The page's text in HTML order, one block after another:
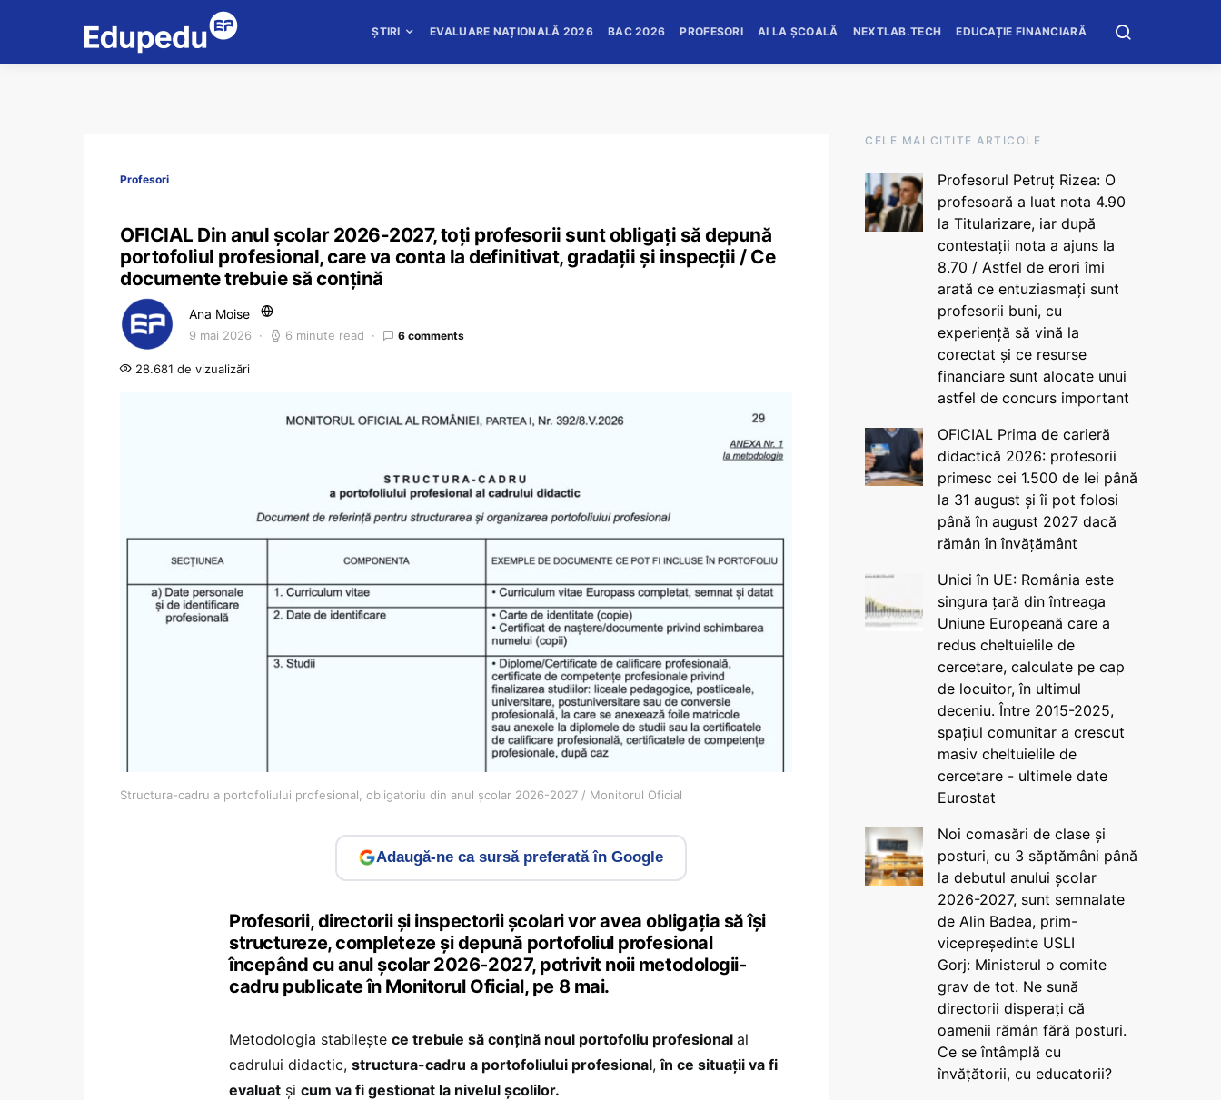
ȘTIRI EVALUARE NAȚIONALĂ 2026 BAC 2026 PROFESORI AI LA ȘCOALĂ NEXTLAB.TECH EDUCAȚIE FINANCIARĂ
Profesori
OFICIAL Din anul școlar 2026-2027, toți profesorii sunt obligați să depună
portofoliul profesional, care va conta la definitivat, gradații și inspecții / Ce
documente trebuie să conțină
Ana Moise
9 mai 2026 6 minute read 6 comments
28.681 de vizualizări
Structura-cadru a portofoliului profesional, obligatoriu din anul școlar 2026-2027 / Monitorul Oficial
Adaugă-ne ca sursă preferată în Google
Profesorii, directorii și inspectorii școlari vor avea obligația să își
structureze, completeze și depună portofoliul profesional
începând cu anul școlar 2026-2027, potrivit noii metodologii-
cadru publicate în Monitorul Oficial, pe 8 mai.
Metodologia stabilește ce trebuie să conțină noul portofoliu profesional al
cadrului didactic, structura-cadru a portofoliului profesional,în ce situații va fi
evaluat și cum va fi gestionat la nivelul școlilor.
CELE MAI CITITE ARTICOLE
Profesorul Petruț Rizea: O
profesoară a luat nota 4.90
la Titularizare, iar după
contestații nota a ajuns la
8.70 / Astfel de erori îmi
arată ce entuziasmați sunt
profesorii buni, cu
experiență să vină la
corectat și ce resurse
financiare sunt alocate unui
astfel de concurs important
OFICIAL Prima de carieră
didactică 2026: profesorii
primesc cei 1.500 de lei până
la 31 august și îi pot folosi
până în august 2027 dacă
rămân în învățământ
Unici în UE: România este
singura țară din întreaga
Uniune Europeană care a
redus cheltuielile de
cercetare, calculate pe cap
de locuitor, în ultimul
deceniu. Între 2015-2025,
spațiul comunitar a crescut
masiv cheltuielile de
cercetare - ultimele date
Eurostat
Noi comasări de clase și
posturi, cu 3 săptămâni până
la debutul anului școlar
2026-2027, sunt semnalate
de Alin Badea, prim-
vicepreședinte USLI
Gorj: Ministerul o comite
grav de tot. Ne sună
directorii disperați că
oamenii rămân fără posturi.
Ce se întâmplă cu
învățătorii, cu educatorii?